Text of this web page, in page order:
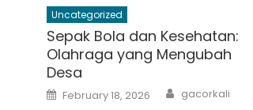
Uncategorized
Sepak Bola dan Kesehatan:
Olahraga yang Mengubah
Desa
Posted
on
February 18, 2026 Author
gacorkali